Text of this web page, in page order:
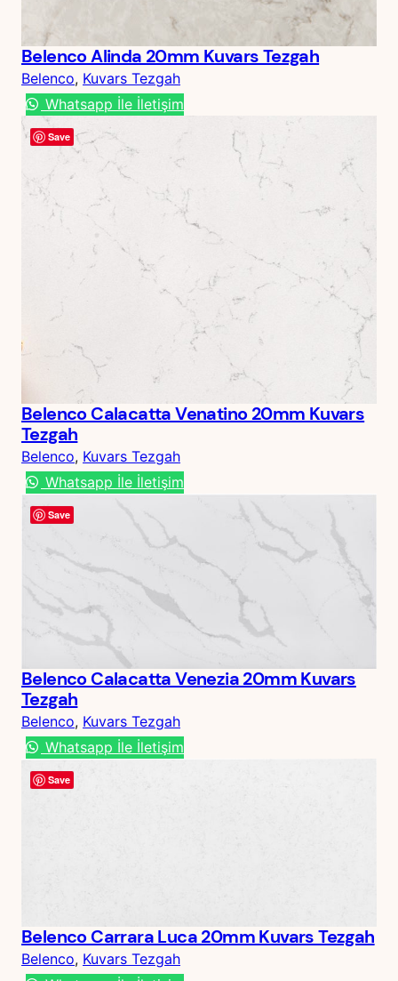
Belenco Alinda 20mm Kuvars Tezgah
Belenco, Kuvars Tezgah
Whatsapp İle İletişim
Save
Belenco Calacatta Venatino 20mm Kuvars
Tezgah
Belenco, Kuvars Tezgah
Whatsapp İle İletişim
Save
Belenco Calacatta Venezia 20mm Kuvars
Tezgah
Belenco, Kuvars Tezgah
Whatsapp İle İletişim
Save
Belenco Carrara Luca 20mm Kuvars Tezgah
Belenco, Kuvars Tezgah